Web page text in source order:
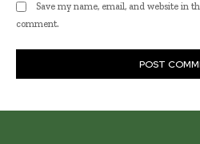
Save my name, email, and website in
comment.